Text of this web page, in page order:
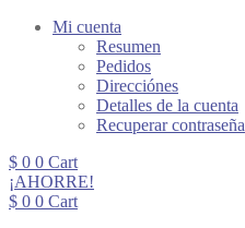
Mi cuenta
Resumen
Pedidos
Direcciónes
Detalles de la cuenta
Recuperar contraseña
$ 0 0 Cart
¡AHORRE!
$ 0 0 Cart